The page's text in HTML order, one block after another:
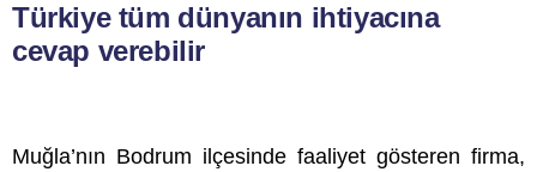
Türkiye tüm dünyanın ihtiyacına
cevap verebilir
Muğla’nın Bodrum ilçesinde faaliyet gösteren firma,